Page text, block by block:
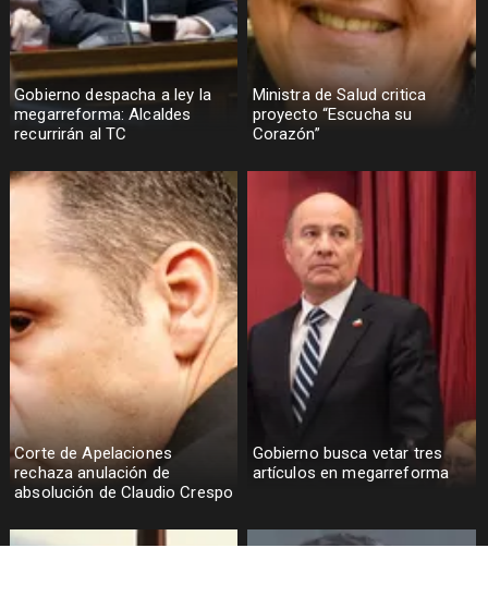
Gobierno despacha a ley la
megarreforma: Alcaldes
recurrirán al TC
Ministra de Salud critica
proyecto “Escucha su
Corazón”
Corte de Apelaciones
rechaza anulación de
absolución de Claudio Crespo
Gobierno busca vetar tres
artículos en megarreforma